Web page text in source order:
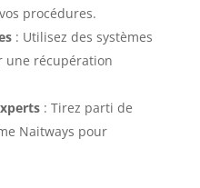
procédures.
: Utilisez des systèmes
une récupération
: Tirez parti de
Naitways pour